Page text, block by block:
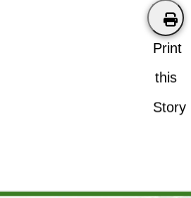
Print
this
Story